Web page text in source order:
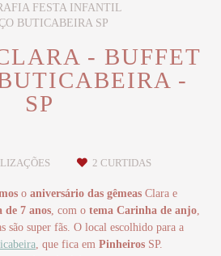
FESTA INFANTIL
BUTICABEIRA SP
- BUFFET
-
SP
2 CURTIDAS
o aniversário das gêmeas Clara e
de 7 anos , com o tema Carinha de anjo
são super fãs. O local escolhido para a
, que fica em Pinheiros SP.